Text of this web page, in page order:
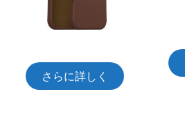
さらに詳しく